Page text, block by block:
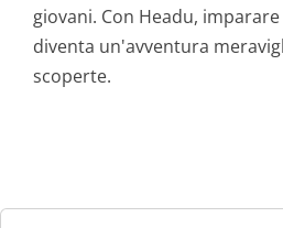
giovani. Con Headu,
diventa un'avventura
scoperte.